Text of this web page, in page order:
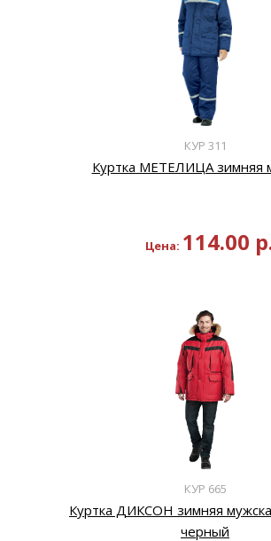
КУР 311
Куртка МЕТЕЛИЦА зимняя
Цена: 114.00
КУР 665
Куртка ДИКСОН зимняя
черный